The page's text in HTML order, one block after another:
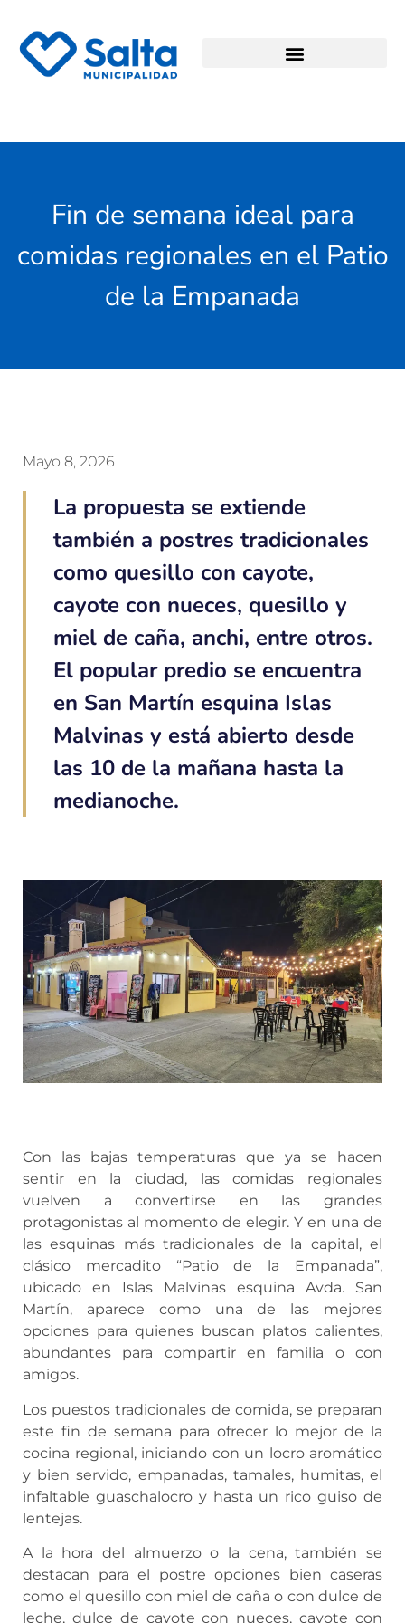
Fin de semana ideal para
comidas regionales en el Patio
de la Empanada
Mayo 8, 2026
La propuesta se extiende
también a postres tradicionales
como quesillo con cayote,
cayote con nueces, quesillo y
miel de caña, anchi, entre otros.
El popular predio se encuentra
en San Martín esquina Islas
Malvinas y está abierto desde
las 10 de la mañana hasta la
medianoche.
Con las bajas temperaturas que ya se hacen
sentir en la ciudad, las comidas regionales
vuelven a convertirse en las grandes
protagonistas al momento de elegir. Y en una de
las esquinas más tradicionales de la capital, el
clásico mercadito “Patio de la Empanada”,
ubicado en Islas Malvinas esquina Avda. San
Martín, aparece como una de las mejores
opciones para quienes buscan platos calientes,
abundantes para compartir en familia o con
amigos.
Los puestos tradicionales de comida, se preparan
este fin de semana para ofrecer lo mejor de la
cocina regional, iniciando con un locro aromático
y bien servido, empanadas, tamales, humitas, el
infaltable guaschalocro y hasta un rico guiso de
lentejas.
A la hora del almuerzo o la cena, también se
destacan para el postre opciones bien caseras
como el quesillo con miel de caña o con dulce de
leche, dulce de cayote con nueces, cayote con